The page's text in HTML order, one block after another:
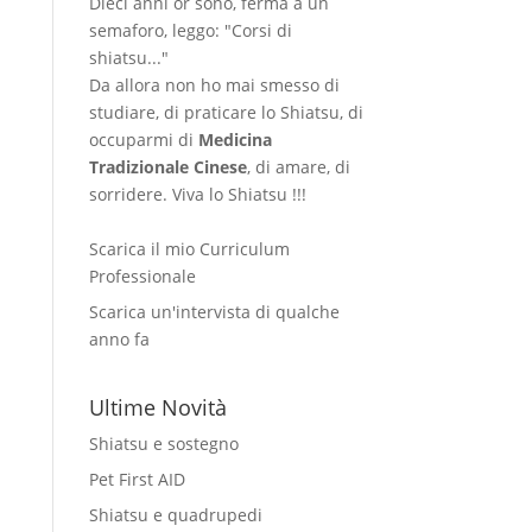
semaforo, leggo: "Corsi di
shiatsu..."
Da allora non ho mai smesso di
studiare, di praticare lo Shiatsu, di
occuparmi di Medicina
Tradizionale Cinese, di amare, di
sorridere. Viva lo Shiatsu !!!
Scarica il mio Curriculum
Professionale
Scarica un'intervista di qualche
anno fa
Ultime Novità
Shiatsu e sostegno
Pet First AID
Shiatsu e quadrupedi